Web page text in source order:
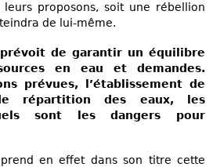
leurs proposons, soit une rébellion
de lui-même.
de garantir un équilibre
en eau et demandes.
prévues, l’établissement de
répartition des eaux, les
sont les dangers pour
en effet dans son titre cette